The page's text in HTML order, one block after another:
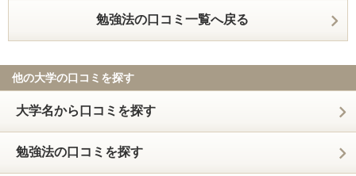
勉強法の口コミ一覧へ戻る
他の大学の口コミを探す
大学名から口コミを探す
勉強法の口コミを探す